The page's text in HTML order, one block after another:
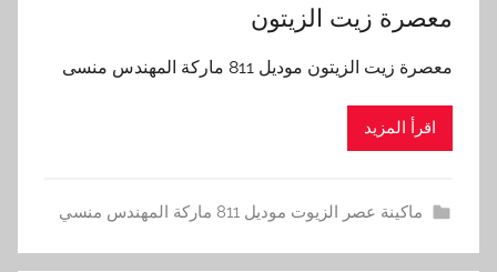
معصرة زيت الزيتون
معصرة زيت الزيتون موديل 811 ماركة المهندس منسى
اقرأ المزيد
ماكينة عصر الزيوت موديل 811 ماركة المهندس منسي